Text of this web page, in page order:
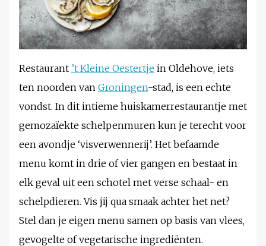
Restaurant ’t Kleine Oestertje in Oldehove, iets
ten noorden van Groningen-stad, is een echte
vondst. In dit intieme huiskamerrestaurantje met
gemozaïekte schelpenmuren kun je terecht voor
een avondje ‘visverwennerij’. Het befaamde
menu komt in drie of vier gangen en bestaat in
elk geval uit een schotel met verse schaal- en
schelpdieren. Vis jij qua smaak achter het net?
Stel dan je eigen menu samen op basis van vlees,
gevogelte of vegetarische ingrediënten.